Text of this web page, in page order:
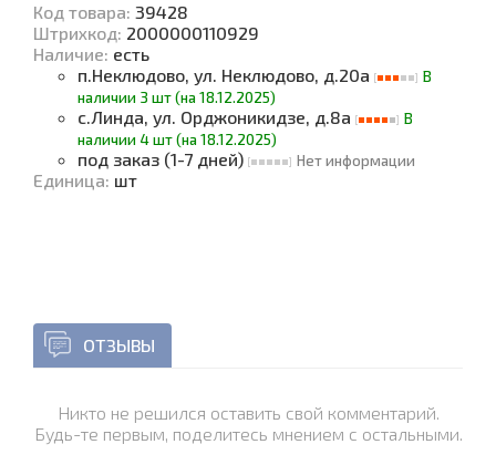
Код товара: 39428
Штрихкод: 2000000110929
Наличие: есть
п.Неклюдово, ул. Неклюдово, д.20а
В
наличии 3 шт (на 18.12.2025)
с.Линда, ул. Орджоникидзе, д.8а
В
наличии 4 шт (на 18.12.2025)
под заказ (1-7 дней) Нет информации
Единица: шт
ОТЗЫВЫ
Никто не решился оставить свой комментарий.
Будь-те первым, поделитесь мнением с остальными.